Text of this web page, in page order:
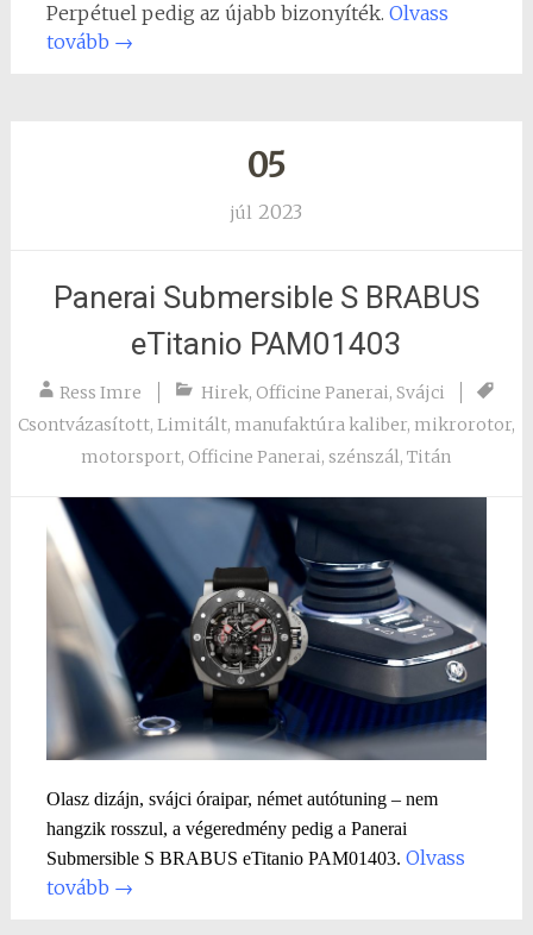
Perpétuel pedig az újabb bizonyíték. Olvass
tovább →
05
júl 2023
Panerai Submersible S BRABUS
eTitanio PAM01403
Ress Imre Hirek, Officine Panerai, Svájci
Csontvázasított, Limitált, manufaktúra kaliber, mikrorotor,
motorsport, Officine Panerai,szénszál,Titán
Olasz dizájn, svájci óraipar, német autótuning – nem
hangzik rosszul, a végeredmény pedig a Panerai
Submersible S BRABUS eTitanio PAM01403. Olvass
tovább →